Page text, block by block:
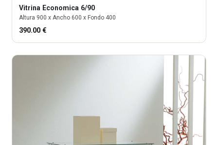
Vitrina Economica 6/90
Altura 900 x Ancho 600 x Fondo 400
390.00 €